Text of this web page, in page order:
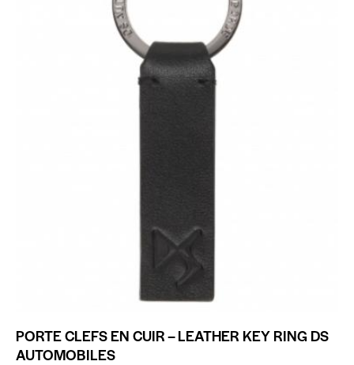
PORTE CLEFS EN CUIR – LEATHER KEY RING DS
AUTOMOBILES